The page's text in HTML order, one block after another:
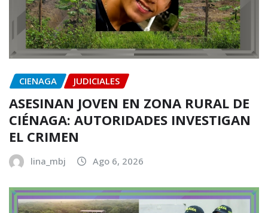
CIENAGA JUDICIALES
ASESINAN JOVEN EN ZONA RURAL DE
CIÉNAGA: AUTORIDADES INVESTIGAN
EL CRIMEN
lina_mbj Ago 6, 2026